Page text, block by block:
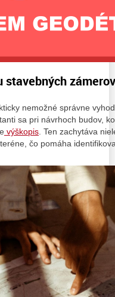
stavebných zámerov
nemožné správne
sa pri návrhoch budov,
výškopis . Ten zachytáva
čo pomáha